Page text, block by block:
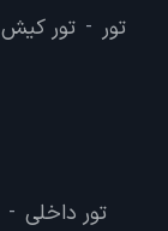
تور - تور کیش
تور داخلی -